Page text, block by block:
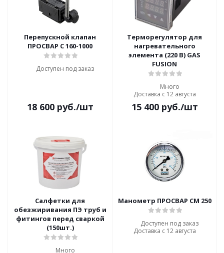
Перепускной клапан
ПРОСВАР С 160-1000
Доступен под заказ
18 600руб./шт
Терморегулятор для
нагревательного
элемента (220 В) GAS
FUSION
Много
Доставка с 12 августа
15 400руб./шт
Салфетки для
обезжиривания ПЭ труб и
фитингов перед сваркой
(150шт.)
Много
Манометр ПРОСВАР СМ 250
Доступен под заказ
Доставка с 12 августа